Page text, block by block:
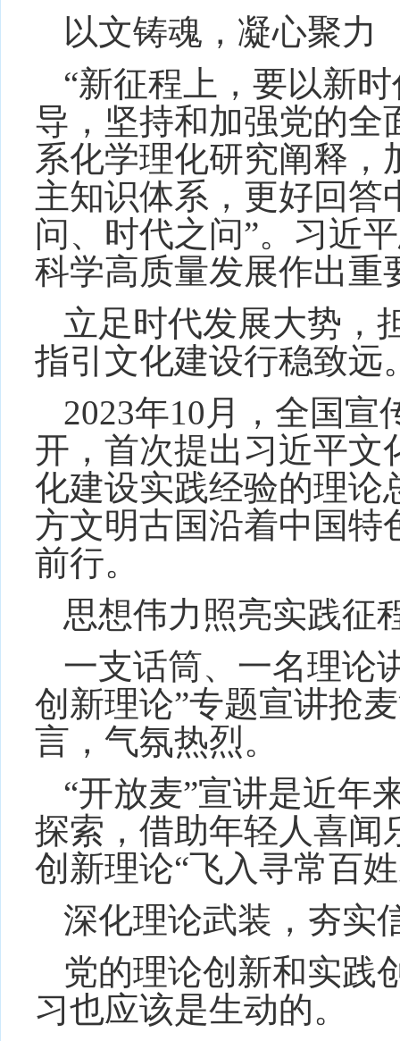
以文铸魂，凝心聚力
“新征程上，要以新
导，坚持和加强党的全
系化学理化研究阐释
主知识体系，更好回
问、时代之问”。习近
科学高质量发展作出重
立足时代发展大势，
指引文化建设行稳致远
2023年10月，全国宣
开，首次提出习近平文
化建设实践经验的理论
方文明古国沿着中国特
前行。
思想伟力照亮实践征
一支话筒、一名理论
创新理论”专题宣讲抢
言，气氛热烈。
“开放麦”宣讲是近年
探索，借助年轻人喜闻
创新理论“飞入寻常百
深化理论武装，夯实
党的理论创新和实践
习也应该是生动的。